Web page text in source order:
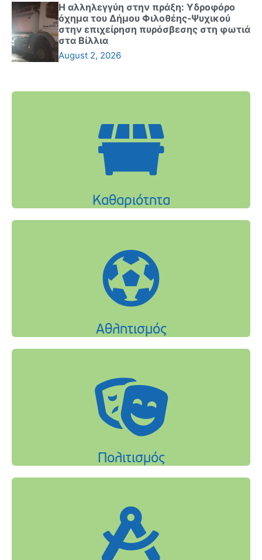
Η αλληλεγγύη στην πράξη: Υδροφόρο
όχημα του Δήμου Φιλοθέης-Ψυχικού
στην επιχείρηση πυρόσβεσης στη φωτιά
στα Βίλλια
August 2, 2026